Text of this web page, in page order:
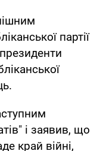
партії
і заявив, що
край війні,